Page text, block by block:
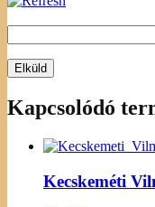
Kapcsolódó
Kecskeméti